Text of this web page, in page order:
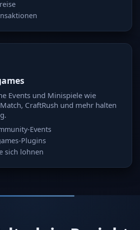
Events und Minispiele wie
CraftRush und mehr halten
Events
Plugins
sich lohnen